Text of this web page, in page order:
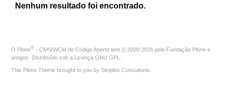
Nenhum resultado foi encontrado.
O Plone® - CMS/WCM de Código Aberto tem © 2000-2026 pela Fundação Plone e
amigos. Distribuído sob a Licença GNU GPL
This Plone Theme brought to you by Simples Consultoria